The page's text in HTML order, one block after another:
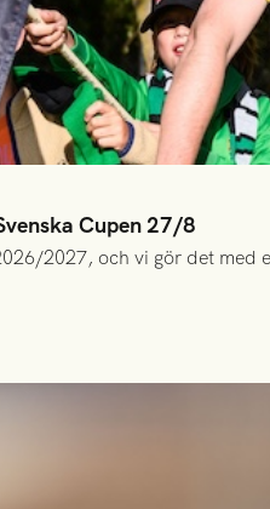
Cupen 27/8
2027, och vi gör det